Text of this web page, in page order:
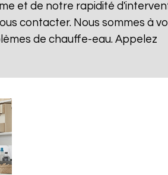
et de notre rapidité
contacter. Nous sommes à
de chauffe-eau. Appelez